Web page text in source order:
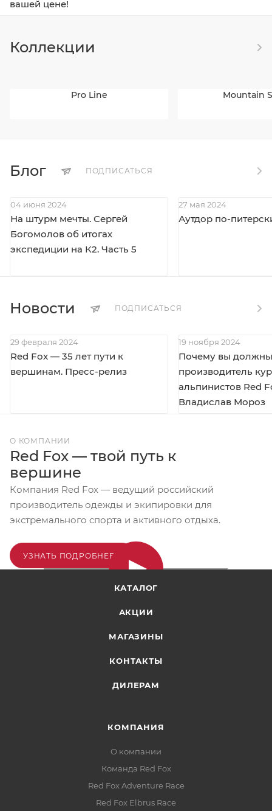
вашей цене!
Коллекции
Pro Line Mountain
Блог ПОДПИСАТЬСЯ
04 июня 2024
На штурм мечты. Сергей
Богомолов об итогах
экспедиции на К2. Часть 5
27 мая 2024
Аутдор по-
Новости ПОДПИСАТЬСЯ
29 февраля 2024
Red Fox — 35 лет пути к
вершинам. Пресс-релиз
19 ноября 2024
Почему вы должны
производитель
альпинистов Red
Владислав Мороз
О КОМПАНИИ
Red Fox — твой путь к
вершине
Компания Red Fox — ведущий российский
производитель одежды и экипировки для
экстремального спорта и активного отдыха.
УЗНАТЬ ПОДРОБНЕЕ...
КАТАЛОГ
АКЦИИ
МАГАЗИНЫ
КОНТАКТЫ
ДИЛЕРАМ
КОМПАНИЯ
О компании
Команда Red Fox
Red Fox Adventure Race
Red Fox Elbrus Race